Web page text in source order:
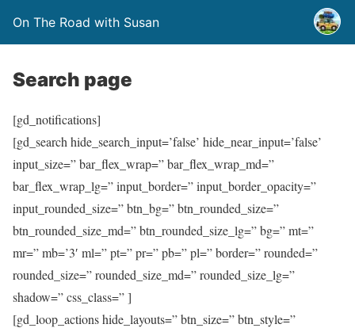
On The Road with Susan
Search page
[gd_notifications]
[gd_search hide_search_input=’false’ hide_near_input=’false’
input_size=” bar_flex_wrap=” bar_flex_wrap_md=”
bar_flex_wrap_lg=” input_border=” input_border_opacity=”
input_rounded_size=” btn_bg=” btn_rounded_size=”
btn_rounded_size_md=” btn_rounded_size_lg=” bg=” mt=”
mr=” mb=’3′ ml=” pt=” pr=” pb=” pl=” border=” rounded=”
rounded_size=” rounded_size_md=” rounded_size_lg=”
shadow=” css_class=” ]
[gd_loop_actions hide_layouts=” btn_size=” btn_style=”